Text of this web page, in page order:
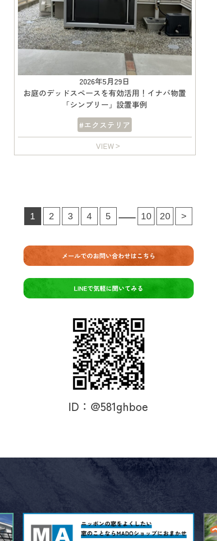
2026年5月29日
お庭のデッドスペースを有効活用！イナバ物置
「シンプリー」設置事例
#エクステリア
VIEW
1 2 3 4 5 10 20 >
ID：@581ghboe